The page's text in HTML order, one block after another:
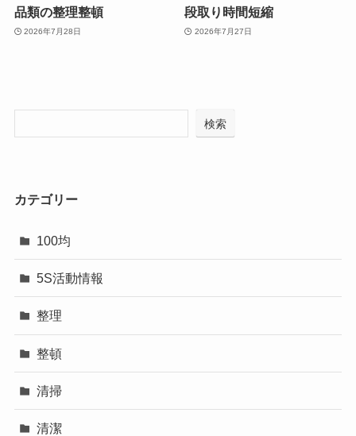
品類の整理整頓
2026年7月28日
段取り時間短縮
2026年7月27日
検索
カテゴリー
100均
5S活動情報
整理
整頓
清掃
清潔